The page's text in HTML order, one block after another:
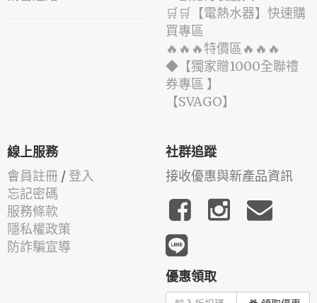
🛒🛒【電熱水器】快速購
買專區
🔥🔥🔥特價區🔥🔥🔥
◆【獨家贈1000全聯禮
券專區 】
️【SVAGO】️
線上服務
會員註冊 / 登入
忘記密碼
服務條款
隱私權政策
防詐騙宣導
社群追蹤
接收優惠與新產品資訊
優惠領取